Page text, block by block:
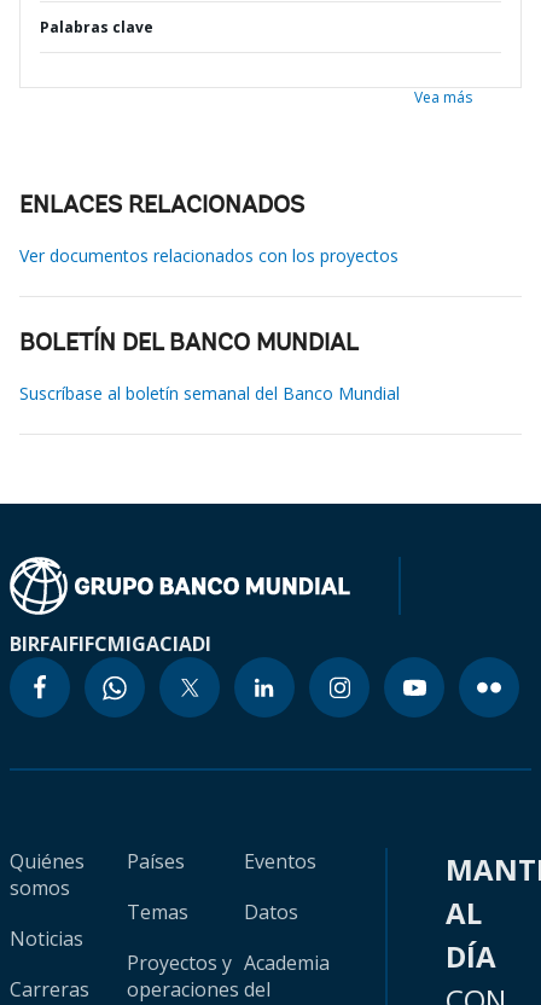
Palabras clave
Vea más
ENLACES RELACIONADOS
Ver documentos relacionados con los proyectos
BOLETÍN DEL BANCO MUNDIAL
Suscríbase al boletín semanal del Banco Mundial
BIRFAIFIFCMIGACIADI
Quiénes
somos
Noticias
Carreras
Países
Temas
Proyectos y
operaciones
Eventos
Datos
Academia
del
AL
DÍA